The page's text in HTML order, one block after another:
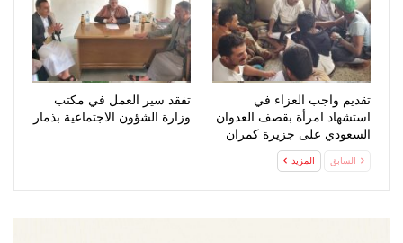
تقديم واجب العزاء في
استشهاد امرأة بقصف العدوان
السعودي على جزيرة كمران
تفقد سير العمل في مكتب
وزارة الشؤون الاجتماعية بذمار
السابق المزيد